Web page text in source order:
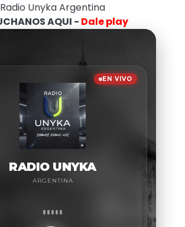
Radio Unyka Argentina
AQUI - Dale play